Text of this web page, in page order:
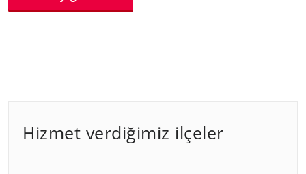
Hizmet verdiğimiz ilçeler